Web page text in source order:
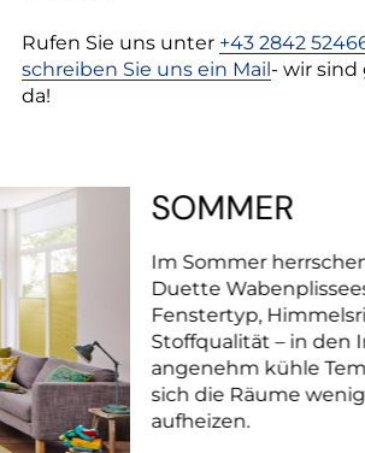
Rufen Sie uns unter +43 2842
schreiben Sie uns ein Mail- wir sind
da!
SOMMER
Im Sommer
Duette
Fenstertyp,
Stoffqualität – in den
angenehm kühle
sich die Räume
aufheizen.